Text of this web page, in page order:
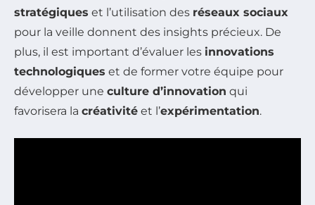
stratégiques et l’utilisation des réseaux sociaux
pour la veille donnent des insights précieux. De
plus, il est important d’évaluer les innovations
technologiques et de former votre équipe pour
développer une culture d’innovation qui
favorisera la créativité et l’expérimentation.